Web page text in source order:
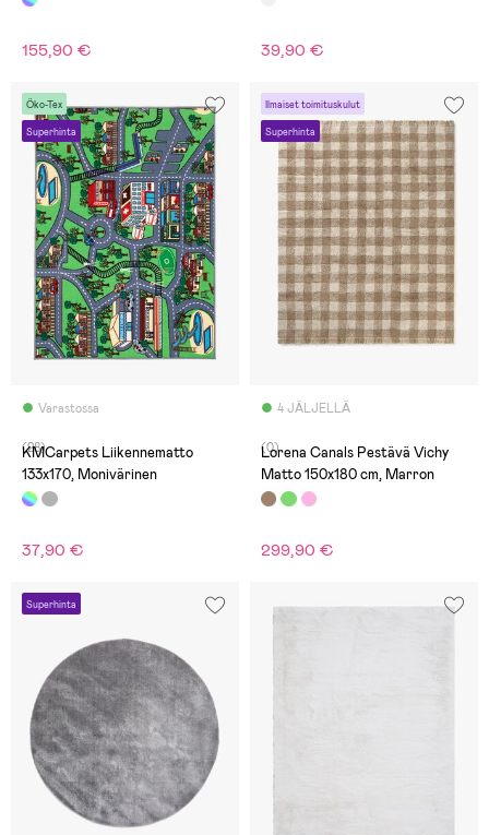
155,90 € 39,90 €
Öko-Tex
Superhinta
Varastossa
(28)
KMCarpets Liikennematto
133x170, Monivärinen
37,90 €
Ilmaiset toimituskulut
Superhinta
4 JÄLJELLÄ
(0)
Lorena Canals Pestävä Vichy
Matto 150x180 cm, Marron
299,90 €
Superhinta